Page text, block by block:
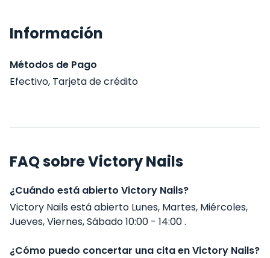
Información
Métodos de Pago
Efectivo, Tarjeta de crédito
FAQ sobre Victory Nails
¿Cuándo está abierto Victory Nails?
Victory Nails está abierto Lunes, Martes, Miércoles,
Jueves, Viernes, Sábado 10:00 - 14:00 .
¿Cómo puedo concertar una cita en Victory Nails?